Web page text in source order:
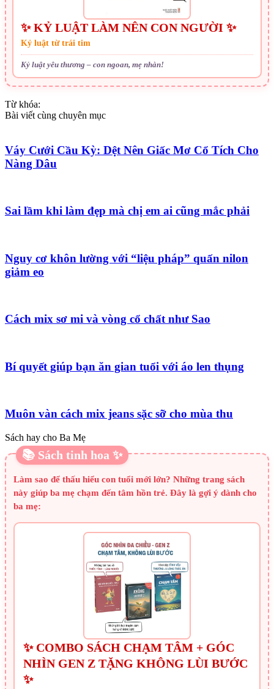
✨ KỶ LUẬT LÀM NÊN CON NGƯỜI ✨
Kỷ luật từ trái tim
Kỷ luật yêu thương – con ngoan, mẹ nhàn!
Từ khóa:
Bài viết cùng chuyên mục
Váy Cưới Cầu Kỳ: Dệt Nên Giấc Mơ Cổ Tích Cho
Nàng Dâu
Sai lầm khi làm đẹp mà chị em ai cũng mắc phải
Nguy cơ khôn lường với “liệu pháp” quấn nilon
giảm eo
Cách mix sơ mi và vòng cổ chất như Sao
Bí quyết giúp bạn ăn gian tuổi với áo len thụng
Muôn vàn cách mix jeans sặc sỡ cho mùa thu
Sách hay cho Ba Mẹ
📚 Sách tinh hoa ✨
Làm sao để thấu hiểu con tuổi mới lớn? Những trang sách
này giúp ba mẹ chạm đến tâm hồn trẻ. Đây là gợi ý dành cho
ba mẹ:
✨ COMBO SÁCH CHẠM TÂM + GÓC
NHÌN GEN Z TẶNG KHÔNG LÙI BƯỚC
✨